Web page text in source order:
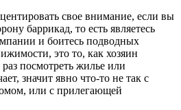
свое внимание, если вы
баррикад, то есть являетесь
и боитесь подводных
это то, как хозяин
посмотреть жилье или
значит явно что-то не так с
или с прилегающей